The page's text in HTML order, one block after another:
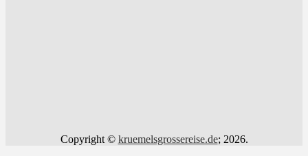
Copyright © kruemelsgrossereise.de; 2026.